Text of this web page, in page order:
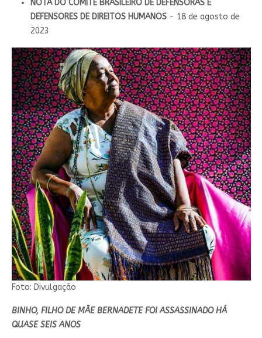
NOTA DO COMITÊ BRASILEIRO DE DEFENSORAS E
DEFENSORES DE DIREITOS HUMANOS - 18 de agosto de
2023
Foto: Divulgação
BINHO, FILHO DE MÃE BERNADETE FOI ASSASSINADO HÁ
QUASE SEIS ANOS